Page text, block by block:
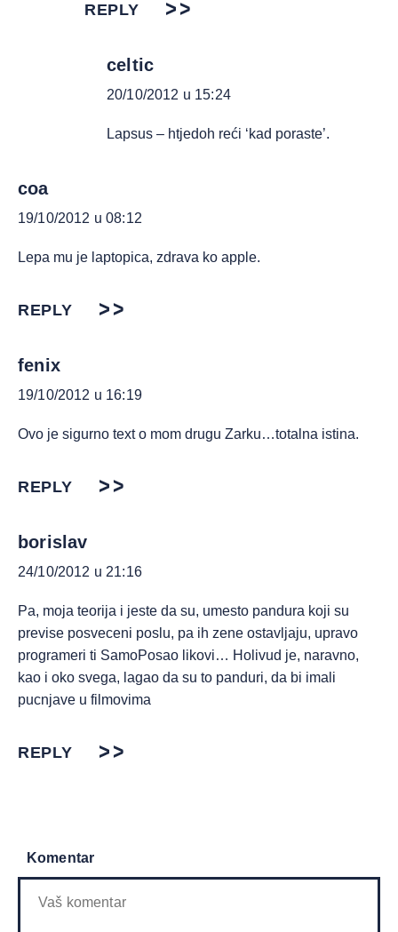
REPLY
celtic
20/10/2012 u 15:24
Lapsus – htjedoh reći ‘kad poraste’.
coa
19/10/2012 u 08:12
Lepa mu je laptopica, zdrava ko apple.
REPLY
fenix
19/10/2012 u 16:19
Ovo je sigurno text o mom drugu Zarku…totalna istina.
REPLY
borislav
24/10/2012 u 21:16
Pa, moja teorija i jeste da su, umesto pandura koji su
previse posveceni poslu, pa ih zene ostavljaju, upravo
programeri ti SamoPosao likovi… Holivud je, naravno,
kao i oko svega, lagao da su to panduri, da bi imali
pucnjave u filmovima
REPLY
Komentar